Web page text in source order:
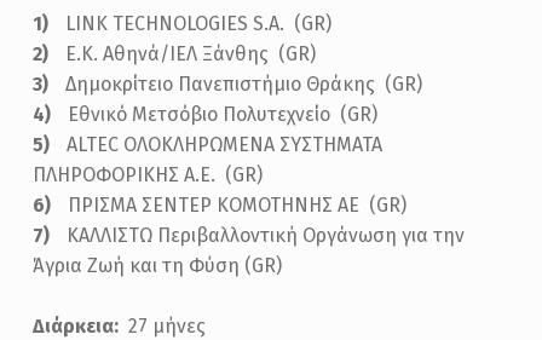
LINK TECHNOLOGIES S.A. (GR)
Ε.Κ. Αθηνά/ΙΕΛ Ξάνθης (GR)
Δημοκρίτειο Πανεπιστήμιο Θράκης (GR)
Εθνικό Μετσόβιο Πολυτεχνείο (GR)
ALTEC ΟΛΟΚΛΗΡΩΜΕΝΑ ΣΥΣΤΗΜΑΤΑ
ΠΛΗΡΟΦΟΡΙΚΗΣ Α.Ε. (GR)
ΠΡΙΣΜΑ ΣΕΝΤΕΡ ΚΟΜΟΤΗΝΗΣ ΑΕ (GR)
ΚΑΛΛΙΣΤΩ Περιβαλλοντική Οργάνωση για την
Άγρια Ζωή και τη Φύση (GR)
Διάρκεια: 27 μήνες